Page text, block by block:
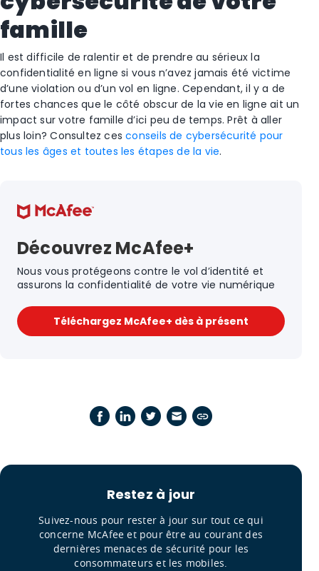
famille
Il est difficile de ralentir et de prendre au sérieux la
confidentialité en ligne si vous n’avez jamais été victime
d’une violation ou d’un vol en ligne. Cependant, il y a de
fortes chances que le côté obscur de la vie en ligne ait un
impact sur votre famille d’ici peu de temps. Prêt à aller
plus loin? Consultez cesconseils de cybersécurité pour
tous les âges et toutes les étapes de la vie.
Découvrez McAfee+
Nous vous protégeons contre le vol d’identité et
assurons la confidentialité de votre vie numérique
Téléchargez McAfee+ dès à présent
Restez à jour
Suivez-nous pour rester à jour sur tout ce qui
concerne McAfee et pour être au courant des
dernières menaces de sécurité pour les
consommateurs et les mobiles.